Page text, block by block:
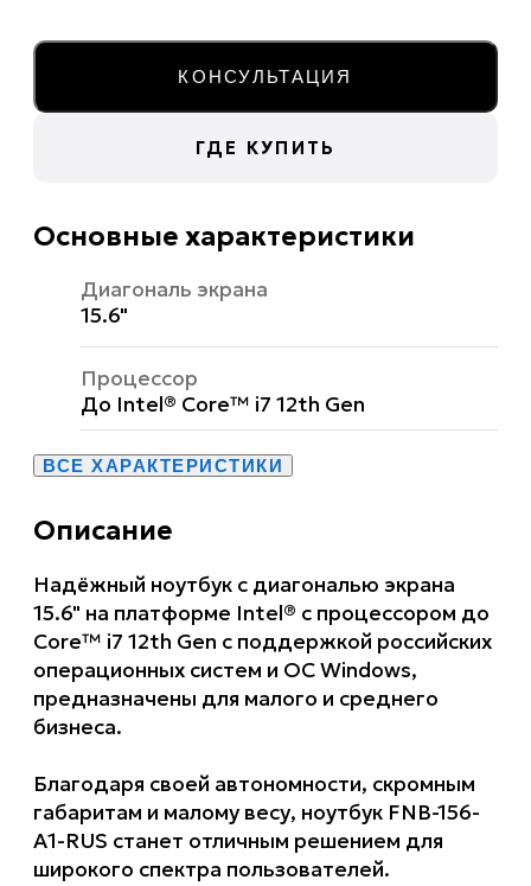
КОНСУЛЬТАЦИЯ
ГДЕ КУПИТЬ
Основные характеристики
Диагональ экрана
15.6"
Процессор
До Intel® Core™ i7 12th Gen
ВСЕ ХАРАКТЕРИСТИКИ
Описание
Надёжный ноутбук c диагональю экрана
15.6" на платформе Intel® с процессором до
Core™ i7 12th Gen с поддержкой российских
операционных систем и ОС Windows,
предназначены для малого и среднего
бизнеса.
Благодаря своей автономности, скромным
габаритам и малому весу, ноутбук FNB-156-
А1-RUS станет отличным решением для
широкого спектра пользователей.